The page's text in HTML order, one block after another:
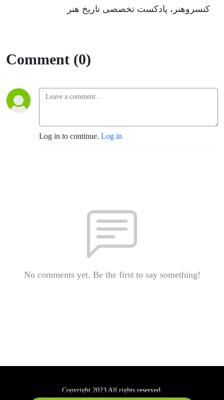
کنسروهنر، پادکست تخصصی تاریخ هنر
Comment (0)
Log in to continue. Log in
No comments yet. Be the first to say something!
Copyright 2023 All rights reserved.